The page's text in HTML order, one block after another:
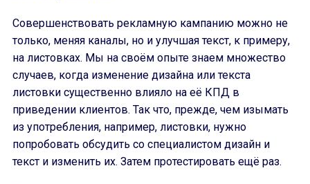
Совершенствовать рекламную кампанию можно не
только, меняя каналы, но и улучшая текст, к примеру,
на листовках. Мы на своём опыте знаем множество
случаев, когда изменение дизайна или текста
листовки существенно влияло на её КПД в
приведении клиентов. Так что, прежде, чем изымать
из употребления, например, листовки, нужно
попробовать обсудить со специалистом дизайн и
текст и изменить их. Затем протестировать ещё раз.